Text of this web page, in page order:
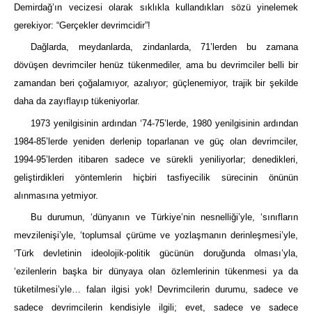
Demirdağ’ın vecizesi olarak sıklıkla kullandıkları sözü yinelemek
gerekiyor: “Gerçekler devrimcidir”!
Dağlarda, meydanlarda, zindanlarda, 71’lerden bu zamana
dövüşen devrimciler henüz tükenmediler, ama bu devrimciler belli bir
zamandan beri çoğalamıyor, azalıyor; güçlenemiyor, trajik bir şekilde
daha da zayıflayıp tükeniyorlar.
1973 yenilgisinin ardından ‘74-75’lerde, 1980 yenilgisinin ardından
1984-85’lerde yeniden derlenip toparlanan ve güç olan devrimciler,
1994-95’lerden itibaren sadece ve sürekli yeniliyorlar; denedikleri,
geliştirdikleri yöntemlerin hiçbiri tasfiyecilik sürecinin önünün
alınmasına yetmiyor.
Bu durumun, ‘dünyanın ve Türkiye’nin nesnelliği’yle, ‘sınıfların
mevzilenişi’yle, ‘toplumsal çürüme ve yozlaşmanın derinleşmesi’yle,
‘Türk devletinin ideolojik-politik gücünün doruğunda olması’yla,
‘ezilenlerin başka bir dünyaya olan özlemlerinin tükenmesi ya da
tüketilmesi’yle… falan ilgisi yok! Devrimcilerin durumu, sadece ve
sadece devrimcilerin kendisiyle ilgili; evet, sadece ve sadece